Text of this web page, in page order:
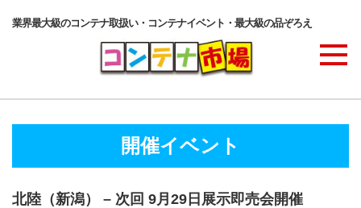
業界最大級のコンテナ取扱い・コンテナイベント・最大級の品ぞろえ
コンテナ・サービス
開催イベント
北陸（新潟） – 次回 9月29日展示即売会開催